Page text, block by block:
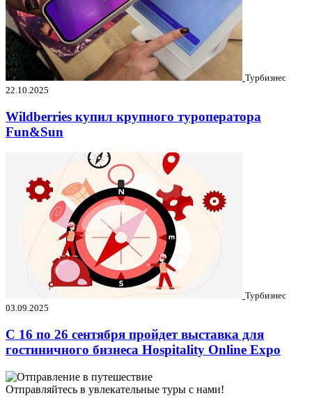
Турбизнес
22.10.2025
Wildberries купил крупного туроператора
Fun&Sun
Турбизнес
03.09.2025
C 16 по 26 сентября пройдет выставка для
гостиничного бизнеса Hospitality Online Expo
Отправляйтесь в увлекательные туры с нами!